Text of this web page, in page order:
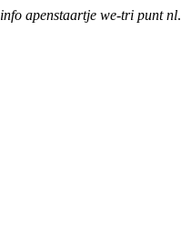
info apenstaartje we-tri punt nl.